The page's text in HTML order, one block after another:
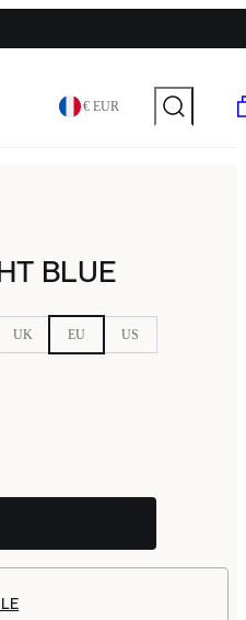
€ EUR
BLUE
UK EU US